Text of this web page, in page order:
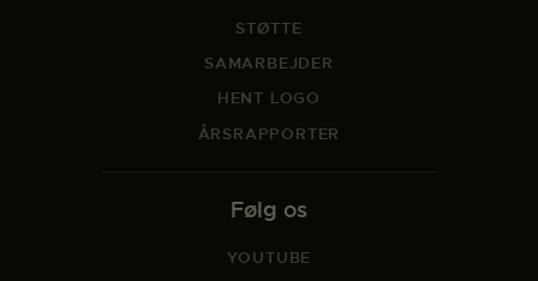
STØTTE
SAMARBEJDER
HENT LOGO
ÅRSRAPPORTER
Følg os
YOUTUBE